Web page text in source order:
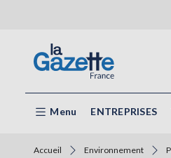
Menu ENTREPRISES
Accueil Environnement